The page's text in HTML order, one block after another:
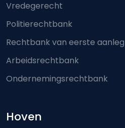
Vredegerecht
Politierechtbank
Rechtbank van eerste aanleg
Arbeidsrechtbank
Ondernemingsrechtbank
Hoven